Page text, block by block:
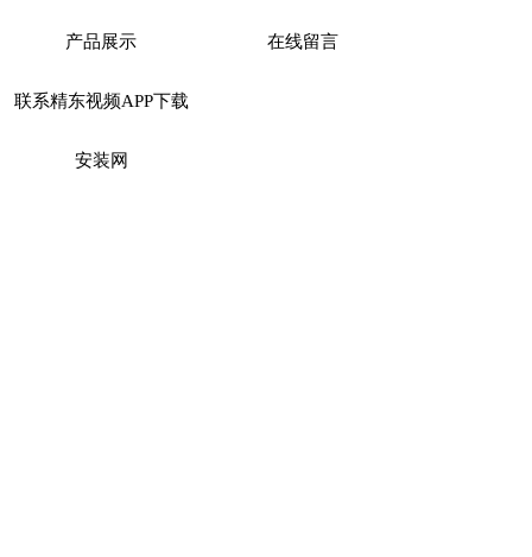
产品展示 在线留言
联系精东视频APP下载
安装网